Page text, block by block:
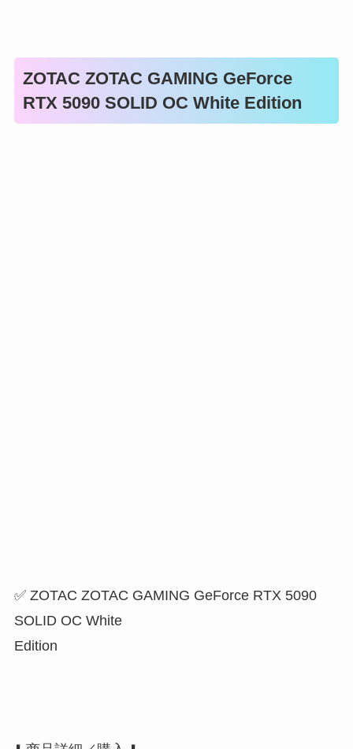
ZOTAC ZOTAC GAMING GeForce
RTX 5090 SOLID OC White Edition
✅ ZOTAC ZOTAC GAMING GeForce RTX 5090
SOLID OC White
Edition